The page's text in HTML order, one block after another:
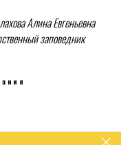
Алина Евгеньевна
заповедник